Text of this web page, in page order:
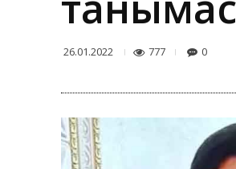
26.01.2022 777 0